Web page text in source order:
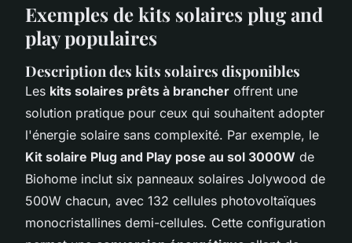
Exemples de kits solaires plug and
play populaires
Description des kits solaires disponibles
Les kits solaires prêts à brancher offrent une
solution pratique pour ceux qui souhaitent adopter
l'énergie solaire sans complexité. Par exemple, le
Kit solaire Plug and Play pose au sol 3000W de
Biohome inclut six panneaux solaires Jolywood de
500W chacun, avec 132 cellules photovoltaïques
monocristallines demi-cellules. Cette configuration